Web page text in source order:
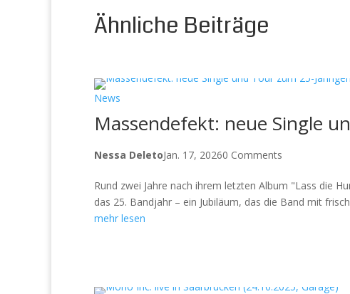
Ähnliche Beiträge
News
Massendefekt: neue Single
Nessa DeletoJan. 17, 20260 Comments
Rund zwei Jahre nach ihrem letzten Album "Lass die
das 25. Bandjahr – ein Jubiläum, das die Band mit
mehr lesen